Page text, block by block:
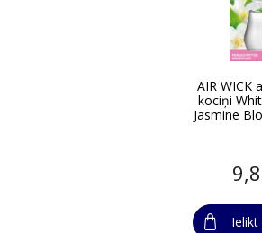
AIR WICK
kociņi
Jasmine
Ielikt